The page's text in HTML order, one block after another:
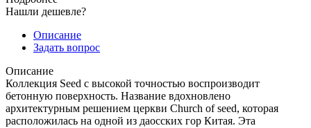
Нашли дешевле?
Описание
Задать вопрос
Описание
Коллекция Seed с высокой точностью воспроизводит
бетонную поверхность. Название вдохновлено
архитектурным решением церкви Church of seed, которая
расположилась на одной из даосских гор Китая. Эта